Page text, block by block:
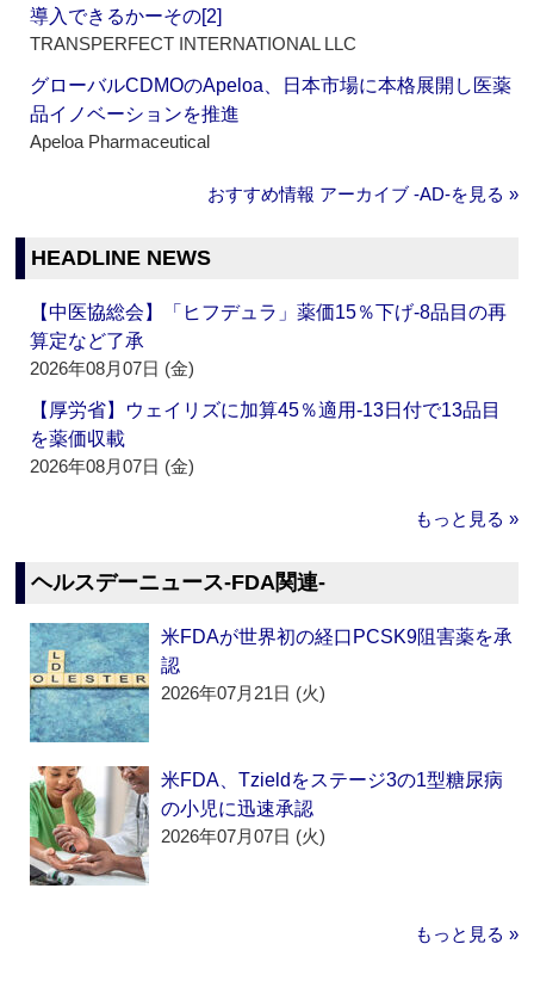
導入できるかーその[2]
TRANSPERFECT INTERNATIONAL LLC
グローバルCDMOのApeloa、日本市場に本格展開し医薬
品イノベーションを推進
Apeloa Pharmaceutical
おすすめ情報 アーカイブ ‐AD‐を見る »
HEADLINE NEWS
【中医協総会】「ヒフデュラ」薬価15％下げ‐8品目の再
算定など了承
2026年08月07日 (金)
【厚労省】ウェイリズに加算45％適用‐13日付で13品目
を薬価収載
2026年08月07日 (金)
もっと見る »
ヘルスデーニュース‐FDA関連‐
米FDAが世界初の経口PCSK9阻害薬を承
認
2026年07月21日 (火)
米FDA、Tzieldをステージ3の1型糖尿病
の小児に迅速承認
2026年07月07日 (火)
もっと見る »